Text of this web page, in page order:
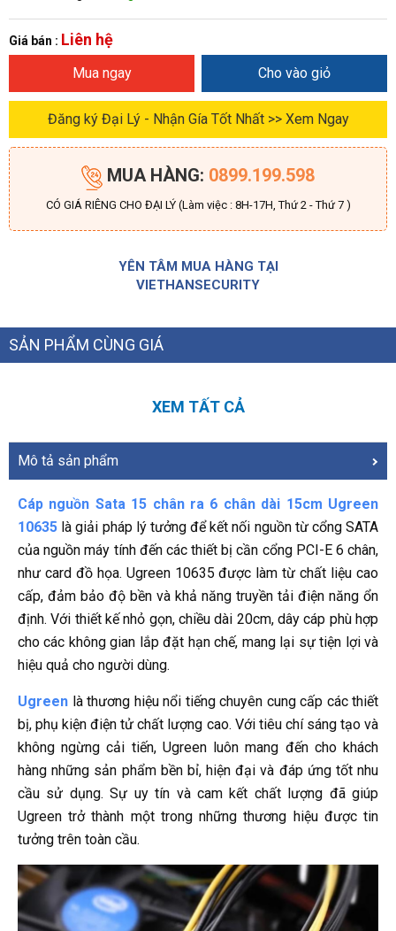
Giá bán : Liên hệ
Mua ngay Cho vào giỏ
Đăng ký Đại Lý - Nhận Gía Tốt Nhất >> Xem Ngay
MUA HÀNG: 0899.199.598
CÓ GIÁ RIÊNG CHO ĐẠI LÝ (Làm việc : 8H-17H, Thứ 2 - Thứ 7 )
YÊN TÂM MUA HÀNG TẠI
VIETHANSECURITY
SẢN PHẨM CÙNG GIÁ
XEM TẤT CẢ
Mô tả sản phẩm
Cáp nguồn Sata 15 chân ra 6 chân dài 15cm Ugreen
10635 là giải pháp lý tưởng để kết nối nguồn từ cổng SATA
của nguồn máy tính đến các thiết bị cần cổng PCI-E 6 chân,
như card đồ họa. Ugreen 10635 được làm từ chất liệu cao
cấp, đảm bảo độ bền và khả năng truyền tải điện năng ổn
định. Với thiết kế nhỏ gọn, chiều dài 20cm, dây cáp phù hợp
cho các không gian lắp đặt hạn chế, mang lại sự tiện lợi và
hiệu quả cho người dùng.
Ugreen là thương hiệu nổi tiếng chuyên cung cấp các thiết
bị, phụ kiện điện tử chất lượng cao. Với tiêu chí sáng tạo và
không ngừng cải tiến, Ugreen luôn mang đến cho khách
hàng những sản phẩm bền bỉ, hiện đại và đáp ứng tốt nhu
cầu sử dụng. Sự uy tín và cam kết chất lượng đã giúp
Ugreen trở thành một trong những thương hiệu được tin
tưởng trên toàn cầu.